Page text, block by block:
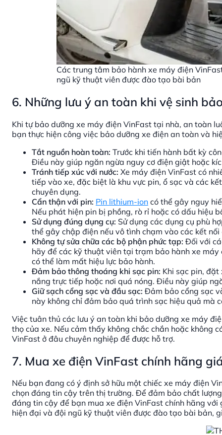
Các trung tâm bảo hành xe máy điện
ngũ kỹ thuật viên được đào tạo bài bản
6. Những lưu ý an toàn khi vệ sinh
Khi tự bảo dưỡng xe máy điện VinFast tại nhà, an toàn
bạn thực hiện công việc bảo dưỡng xe điện an toàn và
Tắt nguồn hoàn toàn: Trước khi tiến hành bất kỳ
Điều này giúp ngăn ngừa nguy cơ điện giật hoặc
Tránh tiếp xúc với nước: Xe máy điện VinFast có
tiếp vào xe, đặc biệt là khu vực pin, ổ sạc và các
chuyên dụng.
Cẩn thận với pin: Pin lithium-ion có thể gây nguy
Nếu phát hiện pin bị phồng, rò rỉ hoặc có dấu hiệu
Sử dụng đúng dụng cụ: Sử dụng các dụng cụ phù
thể gây chập điện nếu vô tình chạm vào các kết nối
Không tự sửa chữa các bộ phận phức tạp: Đối với
hãy để các kỹ thuật viên tại trạm bảo hành xe máy
có thể làm mất hiệu lực bảo hành.
Đảm bảo thông thoáng khi sạc pin: Khi sạc pin,
nắng trực tiếp hoặc nơi quá nóng. Điều này giúp
Giữ sạch cổng sạc và đầu sạc: Đảm bảo cổng sạc
này không chỉ đảm bảo quá trình sạc hiệu quả mà
Việc tuân thủ các lưu ý an toàn khi bảo dưỡng xe máy
thọ của xe. Nếu cảm thấy không chắc chắn hoặc không
VinFast ở đâu chuyên nghiệp để được hỗ trợ.
7. Mua xe điện VinFast chính hãng
Nếu bạn đang có ý định sở hữu một chiếc xe máy điện
chọn đáng tin cậy trên thị trường. Để đảm bảo chất
đáng tin cậy để bạn mua xe điện VinFast chính hãng
hiện đại và đội ngũ kỹ thuật viên được đào tạo bài bản,